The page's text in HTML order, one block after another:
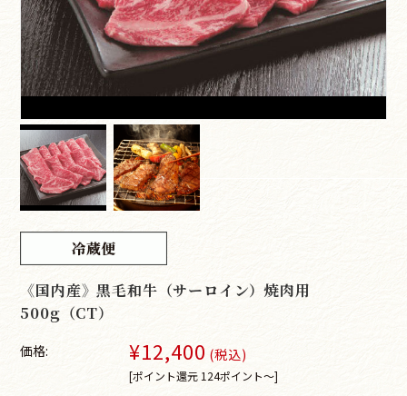
《国内産》黒毛和牛（サーロイン）焼肉用
500g（CT）
価格: ¥12,400 (税込)
[ポイント還元 124ポイント～]